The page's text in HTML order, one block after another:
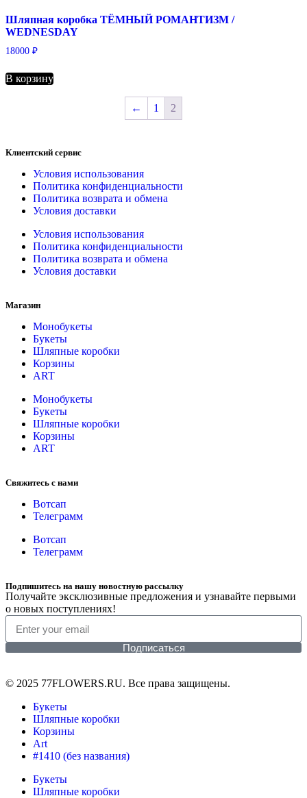
Шляпная коробка ТЁМНЫЙ РОМАНТИЗМ /
WEDNESDAY
18000 ₽
В корзину
← 1 2
Клиентский сервис
Условия использования
Политика конфиденциальности
Политика возврата и обмена
Условия доставки
Условия использования
Политика конфиденциальности
Политика возврата и обмена
Условия доставки
Магазин
Монобукеты
Букеты
Шляпные коробки
Корзины
ART
Монобукеты
Букеты
Шляпные коробки
Корзины
ART
Свяжитесь с нами
Вотсап
Телеграмм
Вотсап
Телеграмм
Подпишитесь на нашу новостную рассылку
Получайте эксклюзивные предложения и узнавайте первыми
о новых поступлениях!
Подписаться
© 2025 77FLOWERS.RU. Все права защищены.
Букеты
Шляпные коробки
Корзины
Art
#1410 (без названия)
Букеты
Шляпные коробки